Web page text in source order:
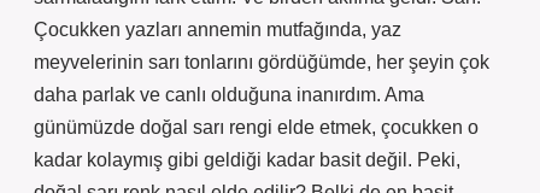
Çocukken yazları annemin mutfağında, yaz
meyvelerinin sarı tonlarını gördüğümde, her şeyin çok
daha parlak ve canlı olduğuna inanırdım. Ama
günümüzde doğal sarı rengi elde etmek, çocukken o
kadar kolaymış gibi geldiği kadar basit değil. Peki,